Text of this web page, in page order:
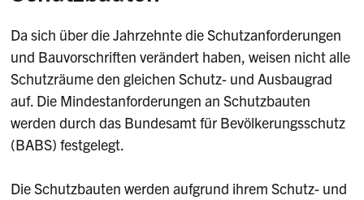
Da sich über die Jahrzehnte die Schutzanforderungen
und Bauvorschriften verändert haben, weisen nicht alle
Schutzräume den gleichen Schutz- und Ausbaugrad
auf. Die Mindestanforderungen an Schutzbauten
werden durch das Bundesamt für Bevölkerungsschutz
(BABS) festgelegt.
Die Schutzbauten werden aufgrund ihrem Schutz- und